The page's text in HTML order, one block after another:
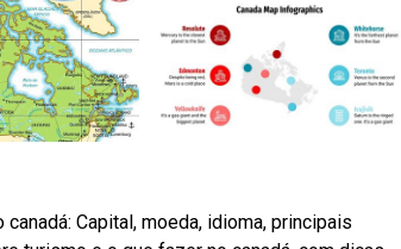
Capital, moeda, idioma, principais